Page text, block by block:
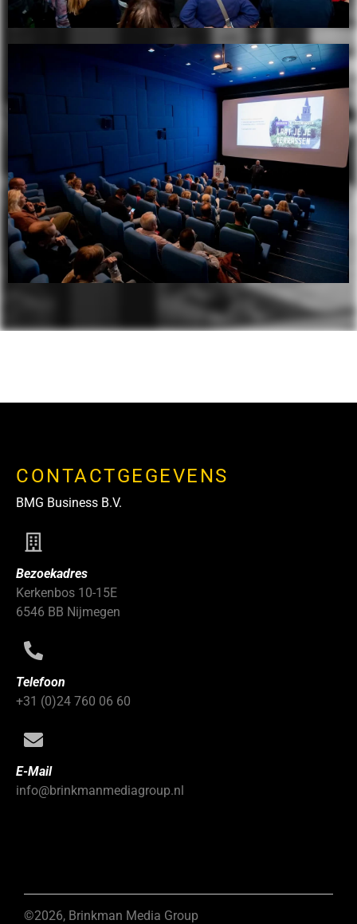
CONTACTGEGEVENS
BMG Business B.V.
Bezoekadres
Kerkenbos 10-15E
6546 BB Nijmegen
Telefoon
+31 (0)24 760 06 60
E-Mail
info@brinkmanmediagroup.nl
©2026, Brinkman Media Group